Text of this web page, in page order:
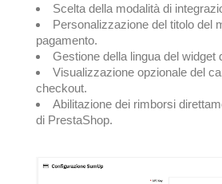
Scelta della modalità di
Personalizzazione del titolo del
pagamento.
Gestione della lingua del widget
Visualizzazione opzionale del
checkout.
Abilitazione dei rimborsi
di PrestaShop.